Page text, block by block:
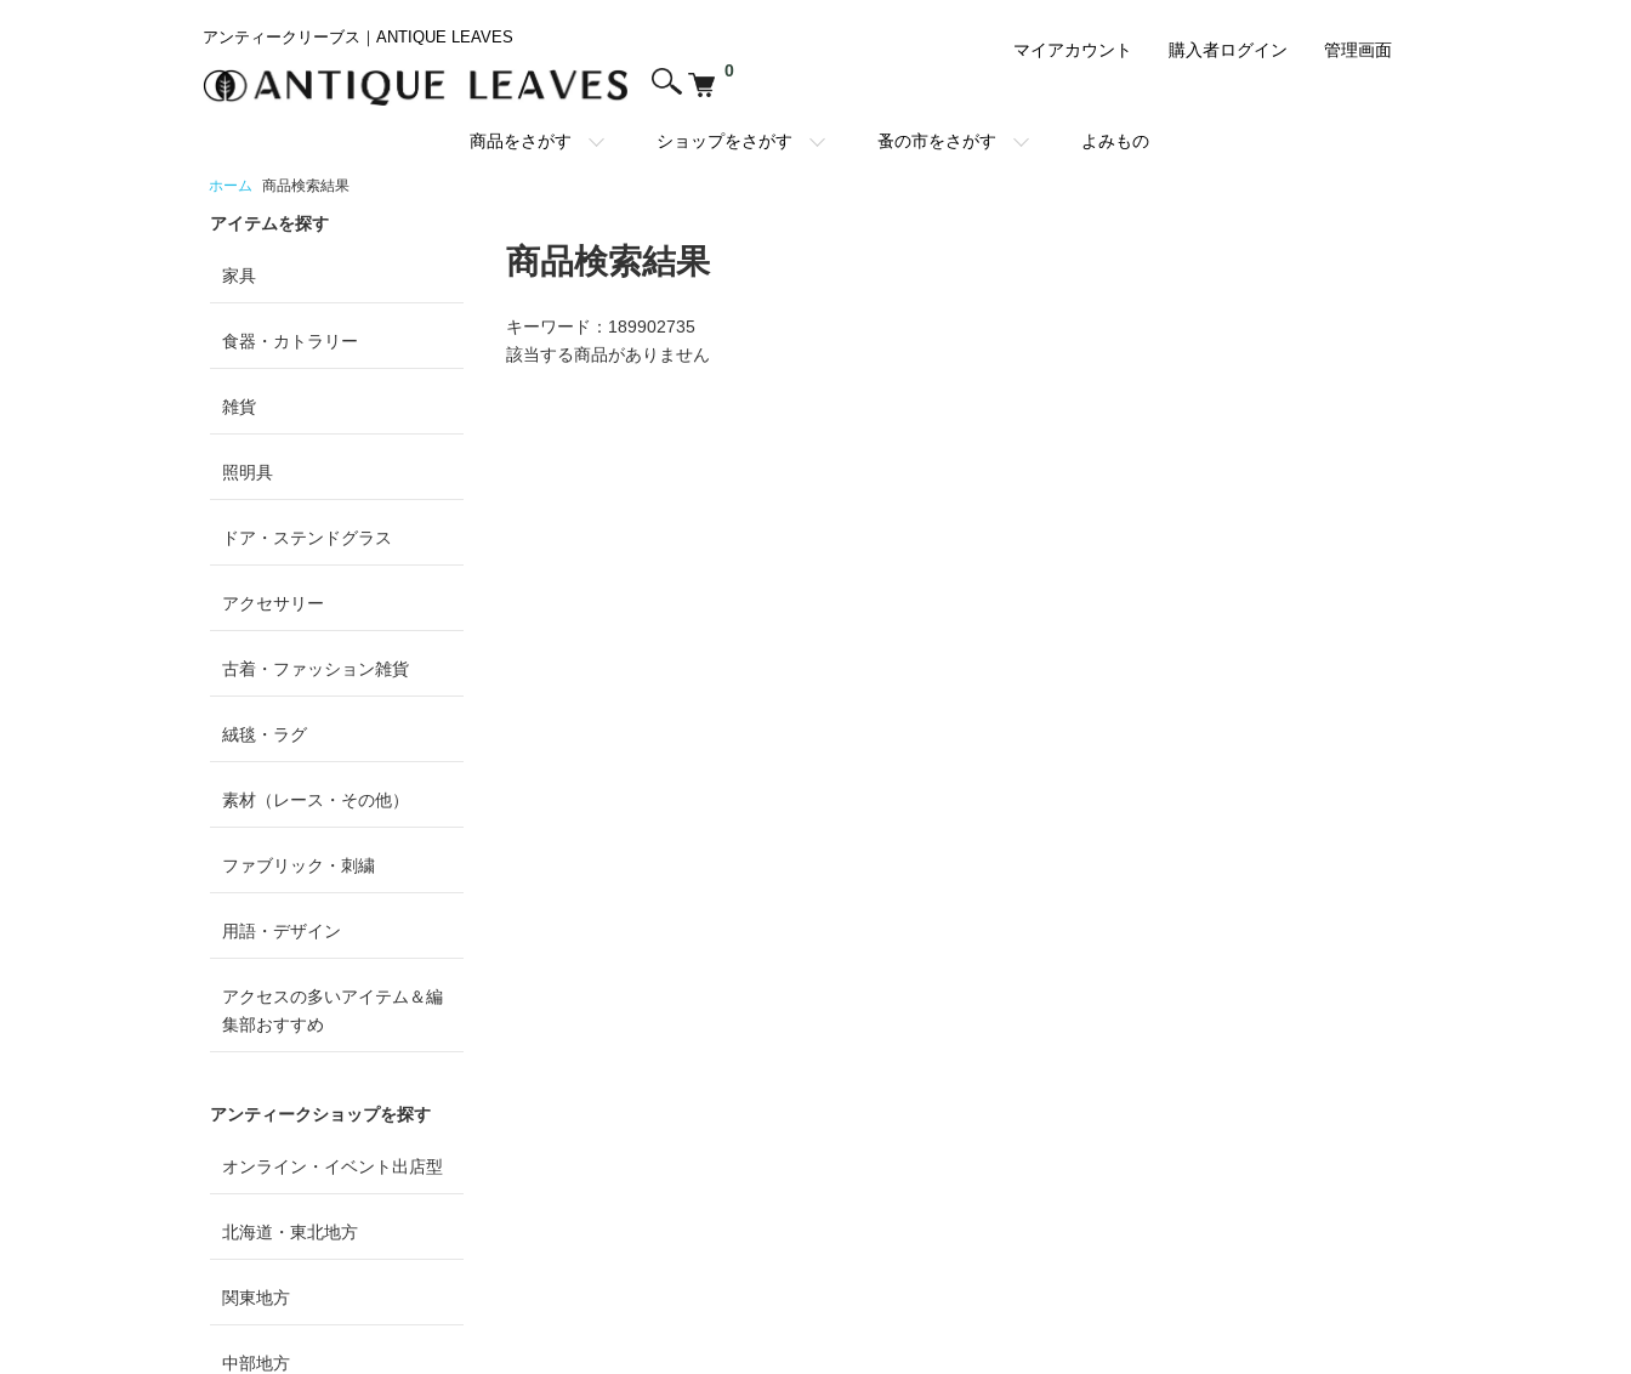
アンティークリーブス｜ANTIQUE LEAVES
0
商品をさがす ショップをさがす 蚤の市をさがす よみもの
マイアカウント 購入者ログイン 管理画面
ホーム 商品検索結果
商品検索結果
キーワード：189902735
該当する商品がありません
アイテムを探す
家具
食器・カトラリー
雑貨
照明具
ドア・ステンドグラス
アクセサリー
古着・ファッション雑貨
絨毯・ラグ
素材（レース・その他）
ファブリック・刺繍
用語・デザイン
アクセスの多いアイテム＆編
集部おすすめ
アンティークショップを探す
オンライン・イベント出店型
北海道・東北地方
関東地方
中部地方